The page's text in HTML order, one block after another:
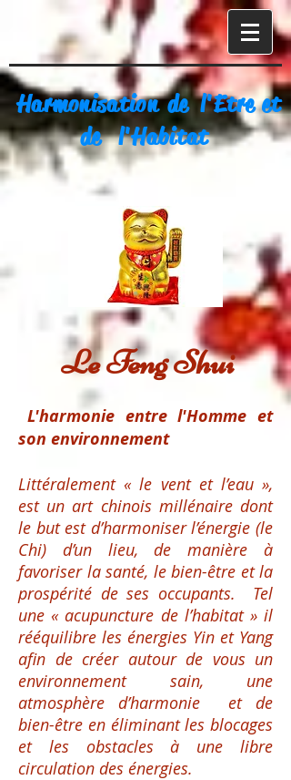
Harmonisation de l'Etre et
de l'Habitat
Le Feng Shui
L'harmonie entre l'Homme et
son environnement
Littéralement « le vent et l’eau »,
est un art chinois millénaire dont
le but est d’harmoniser l’énergie (le
Chi) d’un lieu,de manière à
favoriser la santé, le bien-être et la
prospérité de ses occupants. Tel
une « acupuncture de l’habitat » il
rééquilibre les énergies Yin et Yang
afin de créer autour de vous un
environnement sain, une
atmosphère d’harmonie et de
bien-être en éliminant les blocages
et les obstacles à une libre
circulation des énergies.